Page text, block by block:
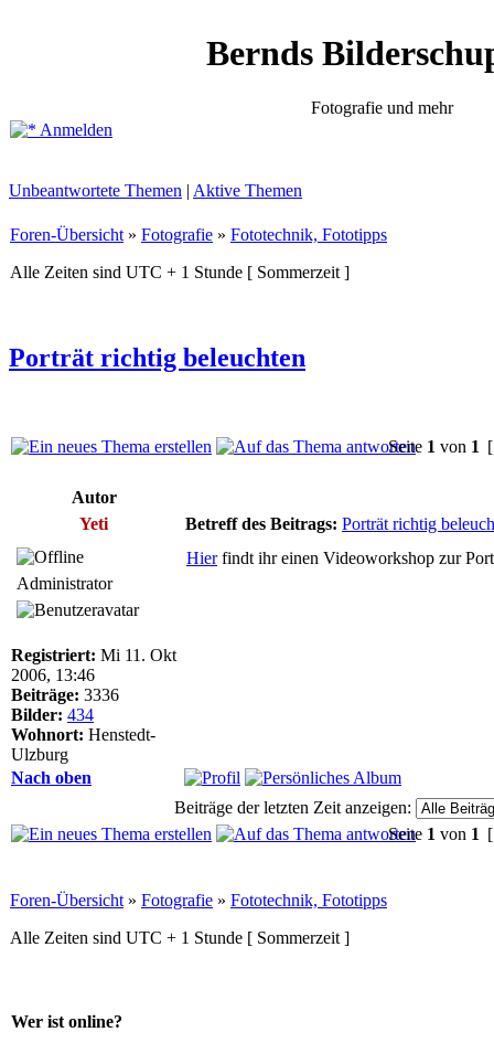
Bernds
Fotografie und mehr
Anmelden
Unbeantwortete Themen | Aktive Themen
Foren-Übersicht » Fotografie » Fototechnik, Fototipps
Alle Zeiten sind UTC + 1 Stunde [ Sommerzeit ]
Porträt richtig beleuchten
Seite 1 von 1
Autor
Yeti
Betreff des Beitrags: Porträt richtig
Administrator
Registriert: Mi 11. Okt
2006, 13:46
Beiträge: 3336
Bilder: 434
Wohnort: Henstedt-
Ulzburg
Hierfindt ihr einen Videoworkshop zur
Nach oben
Beiträge der letzten Zeit anzeigen:
Seite 1 von 1
Foren-Übersicht » Fotografie » Fototechnik, Fototipps
Alle Zeiten sind UTC + 1 Stunde [ Sommerzeit ]
Wer ist online?